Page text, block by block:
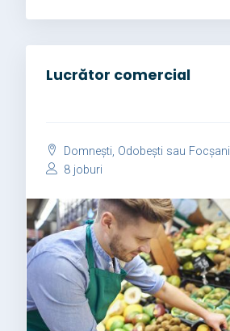
Lucrător comercial
Domnești, Odobești sau Focșani
8 joburi